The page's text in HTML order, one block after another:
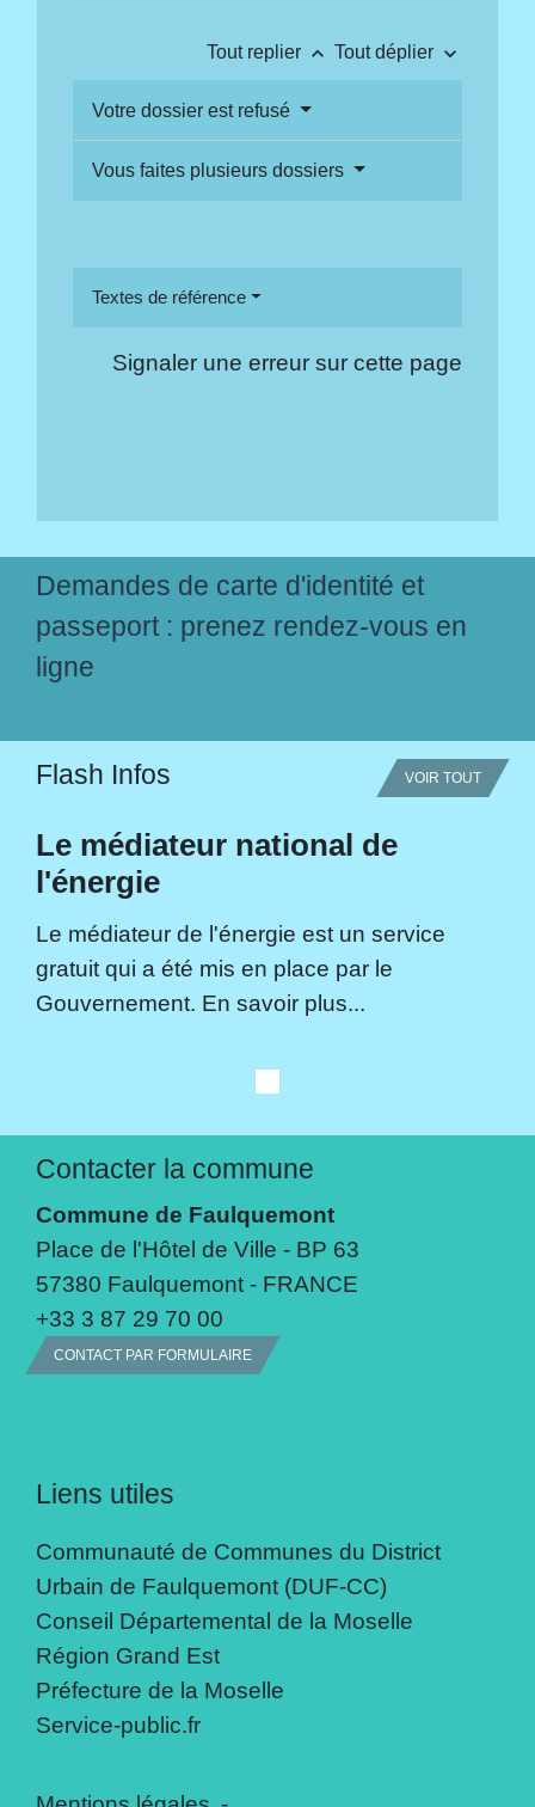
Tout replier keyboard_arrow_up Tout déplier keyboard_arrow_down
Votre dossier est refusé
Vous faites plusieurs dossiers
Textes de référence
Signaler une erreur sur cette page
Demandes de carte d'identité et
passeport : prenez rendez-vous en
ligne
Flash Infos VOIR TOUT
Le médiateur national de
l'énergie
Le médiateur de l'énergie est un service
gratuit qui a été mis en place par le
Gouvernement. En savoir plus...
Contacter la commune
Commune de Faulquemont
Place de l'Hôtel de Ville - BP 63
57380 Faulquemont - FRANCE
+33 3 87 29 70 00
CONTACT PAR FORMULAIRE
Liens utiles
Communauté de Communes du District
Urbain de Faulquemont (DUF-CC)
Conseil Départemental de la Moselle
Région Grand Est
Préfecture de la Moselle
Service-public.fr